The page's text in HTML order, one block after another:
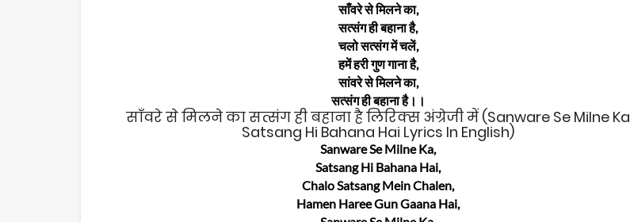
साँवरे से मिलने का,
सत्संग ही बहाना है,
चलो सत्संग में चलें,
हमें हरी गुण गाना है,
सांवरे से मिलने का,
सत्संग ही बहाना है।।
साँवरे से मिलने का सत्संग ही बहाना है लिरिक्स अंग्रेजी में (Sanware Se Milne Ka
Satsang Hi Bahana Hai Lyrics In English)
Sanware Se Milne Ka,
Satsang Hi Bahana Hai,
Chalo Satsang Mein Chalen,
Hamen Haree Gun Gaana Hai,